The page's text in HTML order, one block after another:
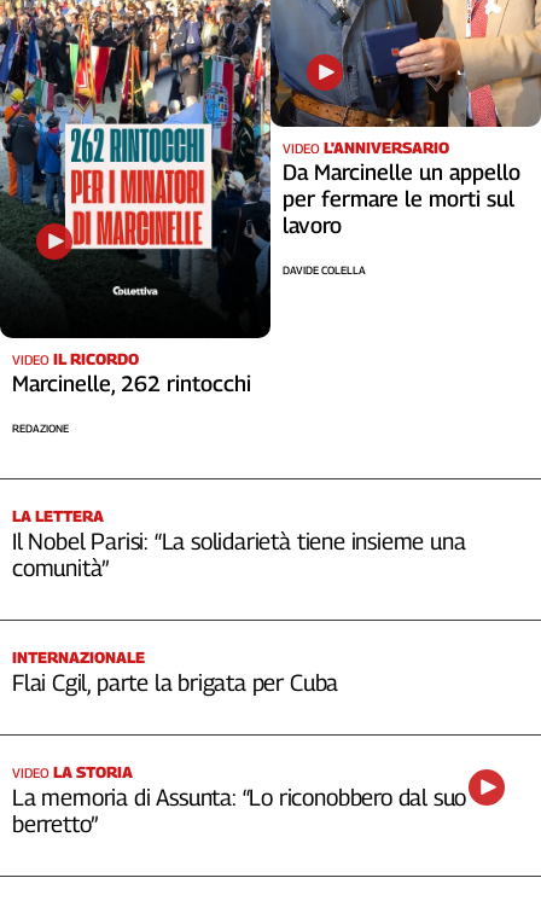
VIDEO IL RICORDO
Marcinelle, 262 rintocchi
REDAZIONE
VIDEO L'ANNIVERSARIO
Da Marcinelle un appello
per fermare le morti sul
lavoro
DAVIDE COLELLA
LA LETTERA
Il Nobel Parisi: “La solidarietà tiene insieme una
comunità”
INTERNAZIONALE
Flai Cgil, parte la brigata per Cuba
VIDEO LA STORIA
La memoria di Assunta: “Lo riconobbero dal suo
berretto”